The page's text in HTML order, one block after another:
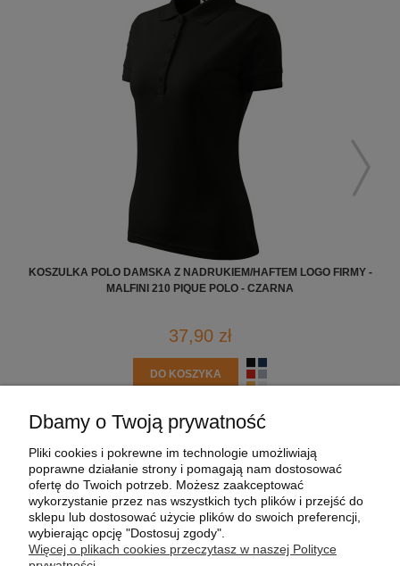
KOSZULKA POLO DAMSKA Z NADRUKIEM/HAFTEM LOGO FIRMY -
MALFINI 210 PIQUE POLO - CZARNA
37,90 zł
DO KOSZYKA
MOJE KONTO
PŁATNOŚCI I DOSTAWA
Dbamy o Twoją prywatność
Pliki cookies i pokrewne im technologie umożliwiają
poprawne działanie strony i pomagają nam dostosować
ofertę do Twoich potrzeb. Możesz zaakceptować
wykorzystanie przez nas wszystkich tych plików i przejść do
sklepu lub dostosować użycie plików do swoich preferencji,
wybierając opcję "Dostosuj zgody".
Więcej o plikach cookies przeczytasz w naszej Polityce